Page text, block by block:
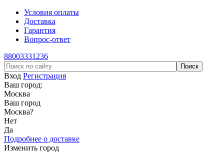
Условия оплаты
Доставка
Гарантия
Вопрос-ответ
88003331236
Вход Регистрация
Ваш город:
Москва
Ваш город
Москва?
Нет
Да
Подробнее о доставке
Изменить город